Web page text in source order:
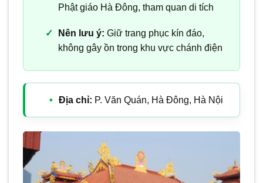
Phật giáo Hà Đông, tham quan di tích
Nên lưu ý: Giữ trang phục kín đáo,
không gây ồn trong khu vực chánh điện
Địa chỉ: P. Văn Quán, Hà Đông, Hà Nội